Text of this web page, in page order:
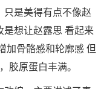
只是美得有点不像赵
是想让赵露思 看起来
加骨骼感和轮廓感 但
胶原蛋白丰满。